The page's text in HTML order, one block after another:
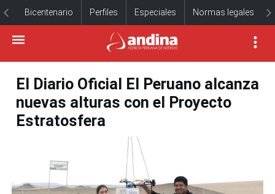
Bicentenario Perfiles Especiales Normas legales
El Diario Oficial El Peruano alcanza
nuevas alturas con el Proyecto
Estratosfera